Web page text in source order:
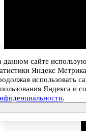
1
данном сайте
Яндекс
использовать
Яндекса и
.